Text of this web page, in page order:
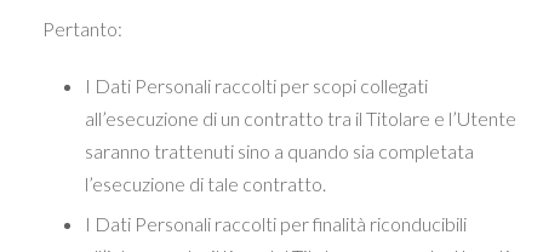
Pertanto:
I Dati Personali raccolti per scopi collegati
all’esecuzione di un contratto tra il Titolare e l’Utente
saranno trattenuti sino a quando sia completata
l’esecuzione di tale contratto.
I Dati Personali raccolti per finalità riconducibili